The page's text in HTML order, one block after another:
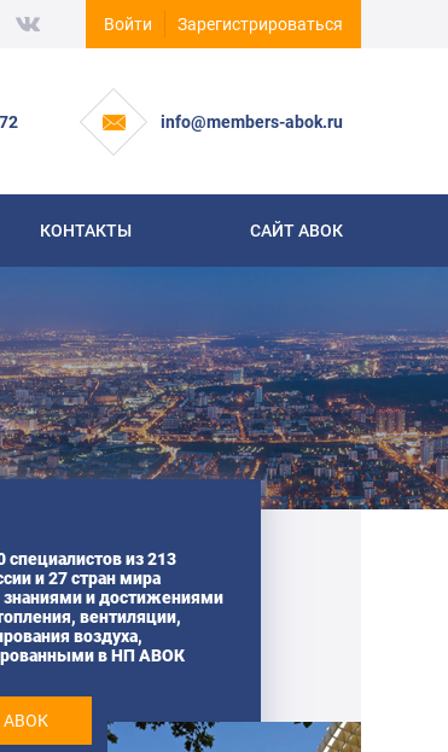
Войти Зарегистрироваться
info@members-abok.ru
КОНТАКТЫ САЙТ АВОК
специалистов из 213
и 27 стран мира
знаниями и достижениями
вентиляции,
воздуха,
в НП АВОК
АВОК